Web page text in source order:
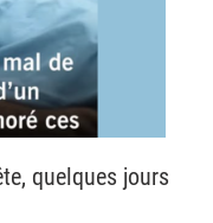
quelques jours